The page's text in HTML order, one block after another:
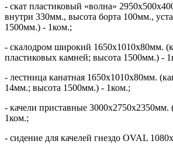
- скат пластиковый «волна»
внутри 330мм., высота борта 100мм.,
1500мм.) - 1ком.;
- скалодром широкий 1650х1010х80мм.
пластиковых камней; высота 1500мм.) -
- лестница канатная 1650х1010х80мм.
14мм.; высота 1500мм.) - 1ком.;
- качели приставные
1ком.;
- сидение для качелей гнездо OVAL